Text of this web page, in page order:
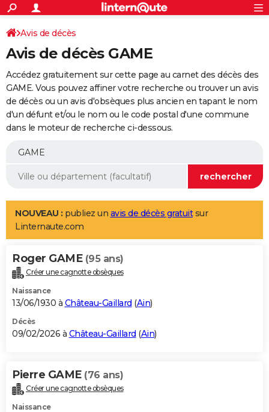
ACTUALITÉS
Politique
Société
Faits Divers
Education
Monde
Villes
+
SPORT
Coupe du monde 2026
Football
Tennis
Cyclisme
Rugby
Forum
Programme TV
TNT
Streaming
Cinéma
Sorties cinéma
Musique
+
FINANCE
Retraite
Impôts
Epargne
Immobilier
Risques naturels par ville
Banque
Assurance
Crédit
AUTO
Essais
Réserver un essai
Citadines
Berlines
SUV
Forum auto
+
Mobiles
Meilleur smartphone
Internet
Ordinateurs
Jeux vidéo
Guide high-tech
Aménagement intérieur
LIFESTYLE
Art de vivre
Bien-être
Loisirs
Mode
Modes de vie
Alimentation
Guide de la santé
Maladies
Médicaments
Sommeil
VOYAGE
Destinations
City break
Voyage nature
Voyage de noces
Forum
Climat
+PHOTO
GUIDES D'ACHAT
BONS PLANS
Carte de Noël
Carte Bonne année
Carte Saint-Valentin
Carte Pâques
Carte d'anniversaire
DICTIONNAIRE
Dictionnaire
Biographies
Citations
Expressions
Proverbes
PROGRAMME TV
Avis de décès
Avis de décès GAME
Accédez gratuitement sur cette page au carnet des décès des
GAME. Vous pouvez affiner votre recherche ou trouver un avis
de décès ou un avis d'obsèques plus ancien en tapant le nom
d'un défunt et/ou le nom ou le code postal d'une commune
dans le moteur de recherche ci-dessous.
NOUVEAU : publiez un avis de décès gratuitsur
Linternaute.com
Roger GAME (95 ans)
Créer une cagnotte obsèques
Naissance
13/06/1930 à Château-Gaillard (Ain)
Décès
09/02/2026 à Château-Gaillard (Ain)
Pierre GAME (76 ans)
Créer une cagnotte obsèques
Naissance